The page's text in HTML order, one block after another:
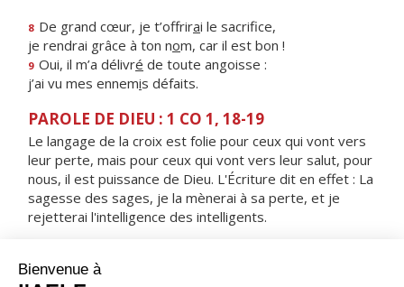
8 De grand cœur, je t’offrirai le sacrifice,
je rendrai grâce à ton nom, car il est bon !
9 Oui, il m’a délivré de toute angoisse :
j’ai vu mes ennemis défaits.
PAROLE DE DIEU : 1 CO 1, 18-19
Le langage de la croix est folie pour ceux qui vont vers
leur perte, mais pour ceux qui vont vers leur salut, pour
nous, il est puissance de Dieu. L'Écriture dit en effet : La
sagesse des sages, je la mènerai à sa perte, et je
rejetterai l'intelligence des intelligents.
V/ Maltraité, il s'humilie,